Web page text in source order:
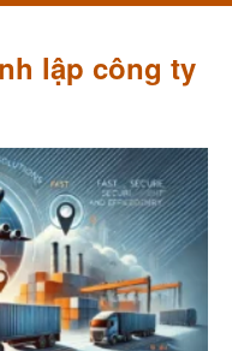
lập công ty